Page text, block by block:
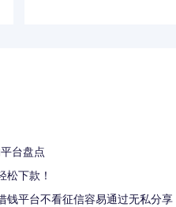
台盘点
松下款！
钱平台不看征信容易通过无私分享